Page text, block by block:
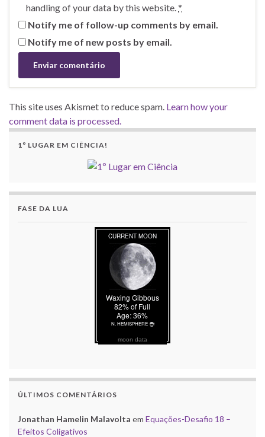
handling of your data by this website.*
Notify me of follow-up comments by email.
Notify me of new posts by email.
This site uses Akismet to reduce spam. Learn how your
comment data is processed.
1º LUGAR EM CIÊNCIA!
FASE DA LUA
moon data
ÚLTIMOS COMENTÁRIOS
Jonathan Hamelin Malavolta em Equações-Desafio 18 –
Efeitos Coligativos